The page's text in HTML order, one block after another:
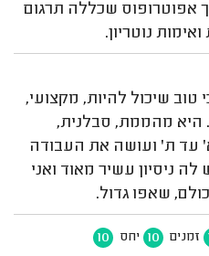
שכללה תרגום
נוטריון.
שיכול להיות, מקצועי,
היא מהממת, סבלנית,
עד ת' ועושה את העבודה
ניסיון עשיר מאוד ואני
שאפו גדול.
זמנים 10 יחס 10